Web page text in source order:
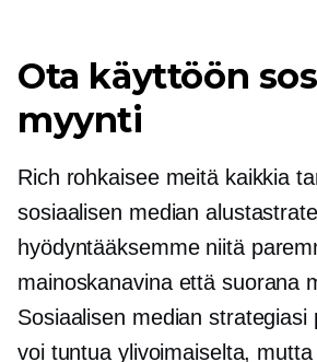
Ota käyttöön
myynti
Rich rohkaisee meitä kaikkia
sosiaalisen median
hyödyntääksemme niitä
mainoskanavina että suorana
Sosiaalisen median strategiasi
voi tuntua ylivoimaiselta,